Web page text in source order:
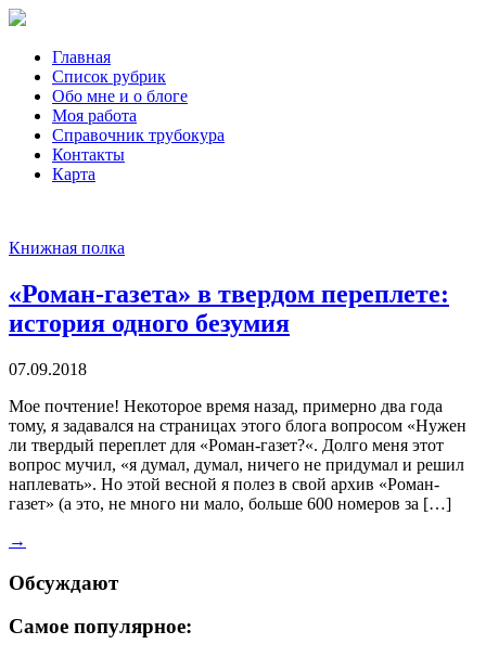
Главная
Список рубрик
Обо мне и о блоге
Моя работа
Справочник трубокура
Контакты
Карта
Книжная полка
«Роман-газета» в твердом переплете:
история одного безумия
07.09.2018
Мое почтение! Некоторое время назад, примерно два года
тому, я задавался на страницах этого блога вопросом «Нужен
ли твердый переплет для «Роман-газет?«. Долго меня этот
вопрос мучил, «я думал, думал, ничего не придумал и решил
наплевать». Но этой весной я полез в свой архив «Роман-
газет» (а это, не много ни мало, больше 600 номеров за […]
→
Обсуждают
Самое популярное: